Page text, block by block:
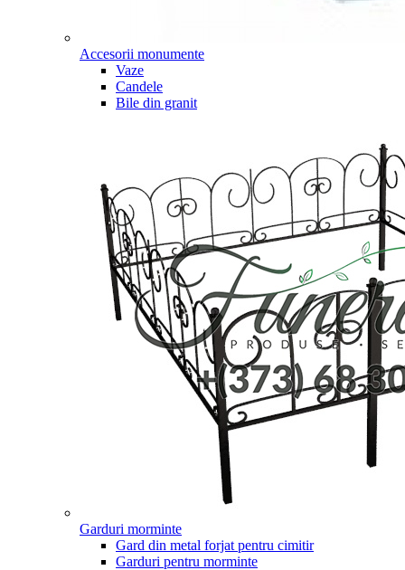
Accesorii monumente
Vaze
Candele
Bile din granit
Garduri morminte
Gard din metal forjat pentru cimitir
Garduri pentru morminte